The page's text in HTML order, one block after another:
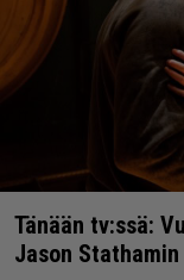
Tänään tv:ssä:
Jason